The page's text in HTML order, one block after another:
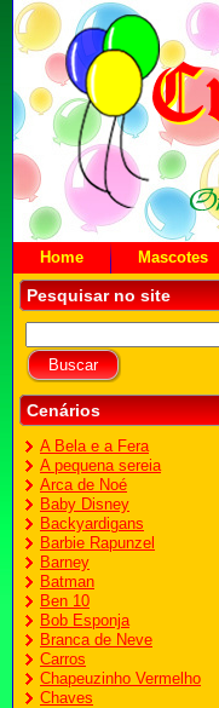
Home Mascotes
Pesquisar no site
Cenários
A Bela e a Fera
A pequena sereia
Arca de Noé
Baby Disney
Backyardigans
Barbie Rapunzel
Barney
Batman
Ben 10
Bob Esponja
Branca de Neve
Carros
Chapeuzinho Vermelho
Chaves